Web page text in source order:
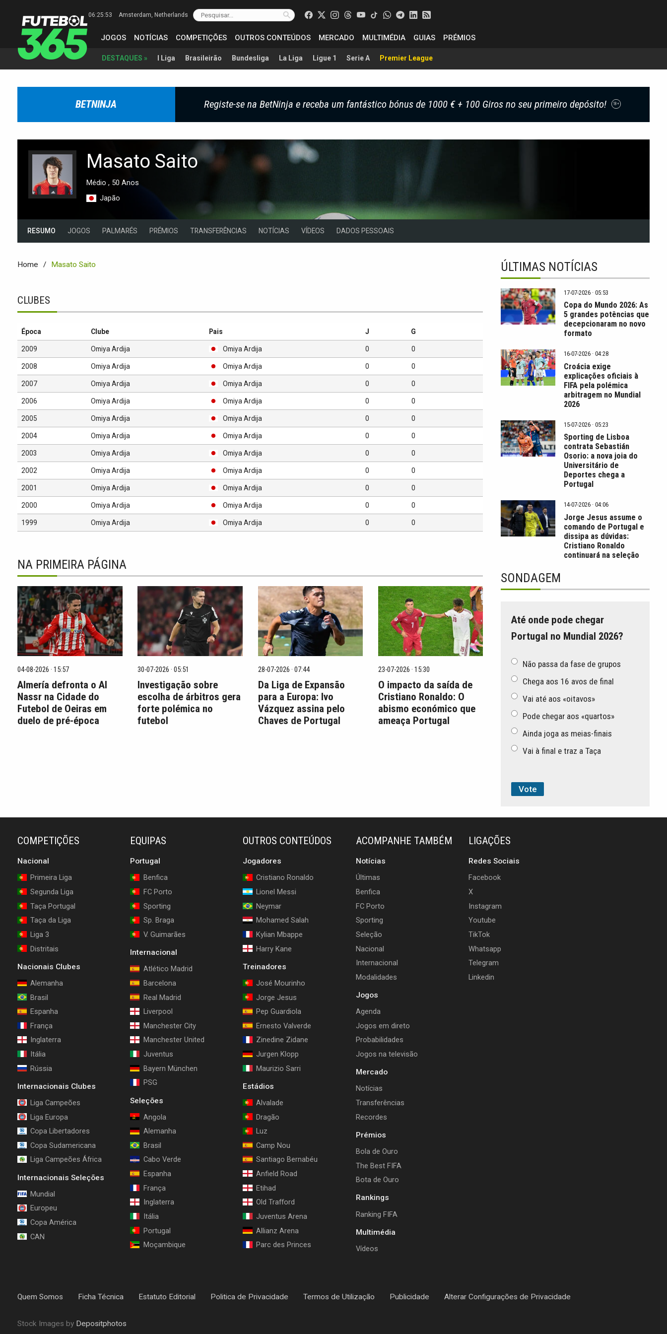
06:25:54 Amsterdam, Netherlands
JOGOS NOTÍCIAS COMPETIÇÕES OUTROS CONTEÚDOS MERCADO MULTIMÉDIA GUIAS PRÉMIOS
DESTAQUES » I Liga Brasileirão Bundesliga La Liga Ligue 1 Serie A Premier League
BETNINJA Registe-se na BetNinja e receba um fantástico bónus de 1000 € + 100 Giros no seu primeiro depósito! 18+
Masato Saito
Médio , 50 Anos
Japão
RESUMO JOGOS PALMARÉS PRÉMIOS TRANSFERÊNCIAS NOTÍCIAS VÍDEOS DADOS PESSOAIS
Home Masato Saito
CLUBES
Época Clube Pais J G
2009 Omiya Ardija Omiya Ardija 0 0
2008 Omiya Ardija Omiya Ardija 0 0
2007 Omiya Ardija Omiya Ardija 0 0
2006 Omiya Ardija Omiya Ardija 0 0
2005 Omiya Ardija Omiya Ardija 0 0
2004 Omiya Ardija Omiya Ardija 0 0
2003 Omiya Ardija Omiya Ardija 0 0
2002 Omiya Ardija Omiya Ardija 0 0
2001 Omiya Ardija Omiya Ardija 0 0
2000 Omiya Ardija Omiya Ardija 0 0
1999 Omiya Ardija Omiya Ardija 0 0
NA PRIMEIRA PÁGINA
04-08-2026 · 15:57
Almería defronta o Al
Nassr na Cidade do
Futebol de Oeiras em
duelo de pré-época
30-07-2026 · 05:51
Investigação sobre
escolha de árbitros gera
forte polémica no
futebol
28-07-2026 · 07:44
Da Liga de Expansão
para a Europa: Ivo
Vázquez assina pelo
Chaves de Portugal
23-07-2026 · 15:30
O impacto da saída de
Cristiano Ronaldo: O
abismo económico que
ameaça Portugal
ÚLTIMAS NOTÍCIAS
17-07-2026 · 05:53
Copa do Mundo 2026: As
5 grandes potências que
decepcionaram no novo
formato
16-07-2026 · 04:28
Croácia exige
explicações oficiais à
FIFA pela polémica
arbitragem no Mundial
2026
15-07-2026 · 05:23
Sporting de Lisboa
contrata Sebastián
Osorio: a nova joia do
Universitário de
Deportes chega a
Portugal
14-07-2026 · 04:06
Jorge Jesus assume o
comando de Portugal e
dissipa as dúvidas:
Cristiano Ronaldo
continuará na seleção
SONDAGEM
Até onde pode chegar
Portugal no Mundial 2026?
Não passa da fase de grupos
Chega aos 16 avos de final
Vai até aos «oitavos»
Pode chegar aos «quartos»
Ainda joga as meias-finais
Vai à final e traz a Taça
COMPETIÇÕES
Nacional
Primeira Liga
Segunda Liga
Taça Portugal
Taça da Liga
Liga 3
Distritais
Nacionais Clubes
Alemanha
Brasil
Espanha
França
Inglaterra
Itália
Rússia
Internacionais Clubes
Liga Campeões
Liga Europa
Copa Libertadores
Copa Sudamericana
Liga Campeões África
Internacionais Seleções
Mundial
Europeu
Copa América
CAN
EQUIPAS
Portugal
Benfica
FC Porto
Sporting
Sp. Braga
V. Guimarães
Internacional
Atlético Madrid
Barcelona
Real Madrid
Liverpool
Manchester City
Manchester United
Juventus
Bayern München
PSG
Seleções
Angola
Alemanha
Brasil
Cabo Verde
Espanha
França
Inglaterra
Itália
Portugal
Moçambique
OUTROS CONTEÚDOS
Jogadores
Cristiano Ronaldo
Lionel Messi
Neymar
Mohamed Salah
Kylian Mbappe
Harry Kane
Treinadores
José Mourinho
Jorge Jesus
Pep Guardiola
Ernesto Valverde
Zinedine Zidane
Jurgen Klopp
Maurizio Sarri
Estádios
Alvalade
Dragão
Luz
Camp Nou
Santiago Bernabéu
Anfield Road
Etihad
Old Trafford
Juventus Arena
Allianz Arena
Parc des Princes
ACOMPANHE TAMBÉM
Notícias
Últimas
Benfica
FC Porto
Sporting
Seleção
Nacional
Internacional
Modalidades
Jogos
Agenda
Jogos em direto
Probabilidades
Jogos na televisão
Mercado
Notícias
Transferências
Recordes
Prémios
Bola de Ouro
The Best FIFA
Bota de Ouro
Rankings
Ranking FIFA
Multimédia
Vídeos
LIGAÇÕES
Redes Sociais
Facebook
X
Instagram
Youtube
TikTok
Whatsapp
Telegram
Linkedin
Quem Somos Ficha Técnica Estatuto Editorial Politica de Privacidade Termos de Utilização Publicidade Alterar Configurações de Privacidade
Stock Images by Depositphotos